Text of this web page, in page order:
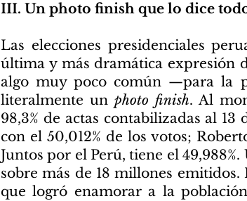
III. Un photo finish que lo dice
Las elecciones presidenciales
última y más dramática expresión
algo muy poco común —para la
literalmente unphoto finish. Al
98,3% de actas contabilizadas al
con el 50,012% de los votos;
Juntos por el Perú, tiene el
sobre más de 18 millones
que logró enamorar a la